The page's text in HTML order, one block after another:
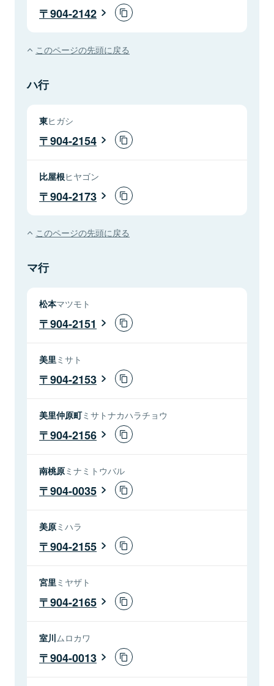
904-2142
このページの先頭に戻る
ハ行
東ヒガシ
904-2154
比屋根ヒヤゴン
904-2173
このページの先頭に戻る
マ行
松本マツモト
904-2151
美里 ミサト
904-2153
美里仲原町ミサトナカハラチョウ
904-2156
南桃原ミナミトウバル
904-0035
美原ミハラ
904-2155
宮里 ミヤザト
904-2165
室川 ムロカワ
904-0013